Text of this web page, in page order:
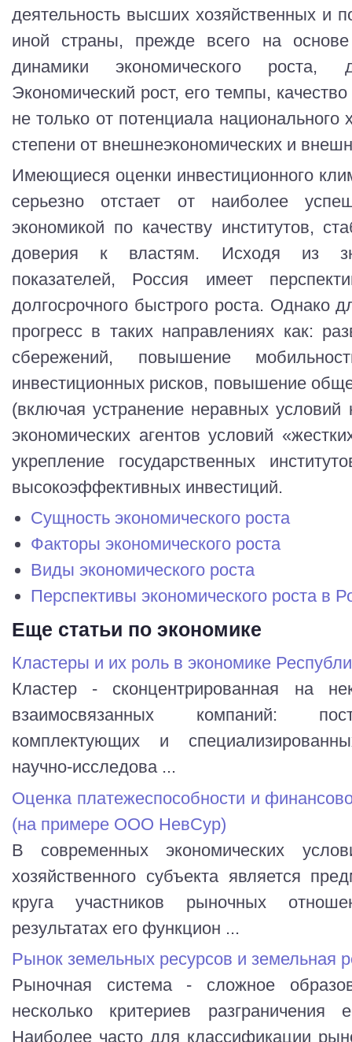
деятельность высших хозяйственных и
иной страны, прежде всего на основе
динамики экономического роста,
Экономический рост, его темпы,
не только от потенциала национального
степени от внешнеэкономических и
Имеющиеся оценки инвестиционного
серьезно отстает от наиболее
экономикой по качеству институтов,
доверия к властям. Исходя из
показателей, Россия имеет
долгосрочного быстрого роста. Однако
прогресс в таких направлениях как:
сбережений, повышение
инвестиционных рисков, повышение
(включая устранение неравных условий
экономических агентов условий
укрепление государственных
высокоэффективных инвестиций.
Сущность экономического роста
Факторы экономического роста
Виды экономического роста
Перспективы экономического роста в
Еще статьи по экономике
Кластеры и их роль в экономике
Кластер - сконцентрированная на
взаимосвязанных компаний:
комплектующих и
научно-исследова ...
Оценка платежеспособности и
(на примере ООО НевСур)
В современных экономических
хозяйственного субъекта является
круга участников рыночных
результатах его функцион ...
Рынок земельных ресурсов и земельная
Рыночная система - сложное
несколько критериев разграничения
Наиболее часто для классификации